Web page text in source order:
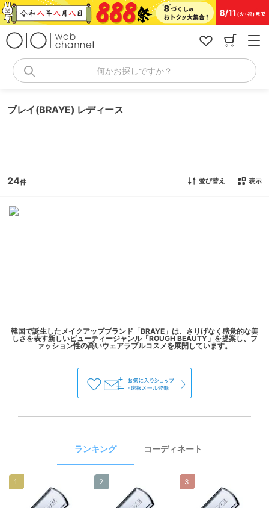
コ
ン
何かお探しですか？
ブレイ(BRAYE) レディース
24 並び替え 表示
韓国で誕生したメイクアップブランド「BRAYE」は、さりげなく感覚的な美
しさを表す新しいビューティージャンル「ROUGH BEAUTY」を提案し、フ
ランキング コーディネート
1 2 3